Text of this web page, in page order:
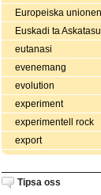
Europeiska unionen
Euskadi ta
eutanasi
evenemang
evolution
experiment
experimentell rock
export
Tipsa oss